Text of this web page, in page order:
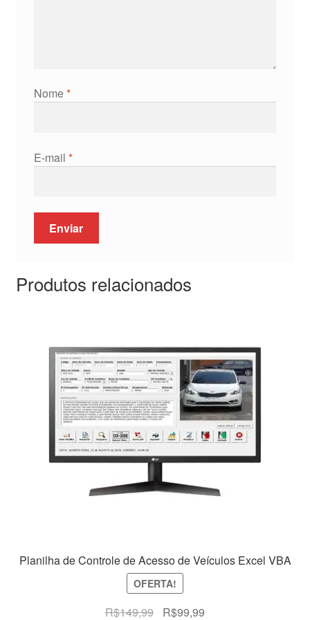
Nome*
E-mail *
Produtos relacionados
Planilha de Controle de Acesso de Veículos Excel VBA
OFERTA!
R$149,99
OR$99,99